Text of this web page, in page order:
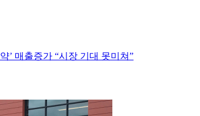
’ 매출증가 “시장 기대 못미쳐”